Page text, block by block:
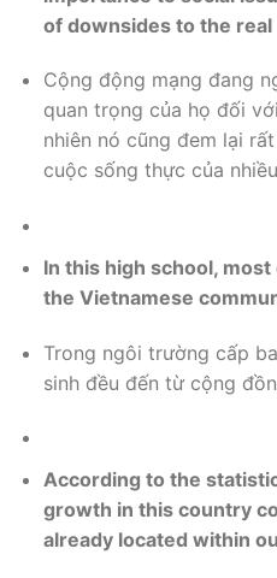
of downsides to the
Cộng động mạng đang
quan trọng của họ đối
nhiên nó cũng đem lại
cuộc sống thực của
In this high school,
the Vietnamese
Trong ngôi trường cấp
sinh đều đến từ cộng
According to the
growth in this country
already located within